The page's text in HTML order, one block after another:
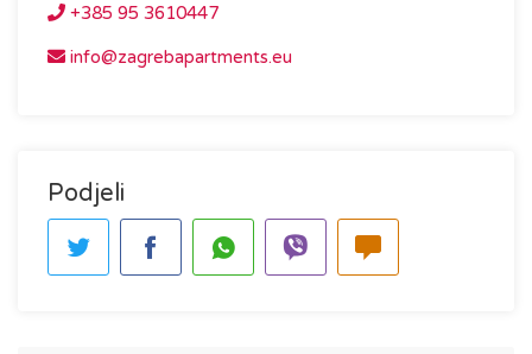
+385 95 3610447
info@zagrebapartments.eu
Podjeli